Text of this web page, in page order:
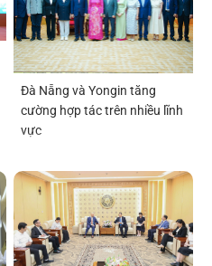
Đà Nẵng và Yongin tăng
cường hợp tác trên nhiều lĩnh
vực